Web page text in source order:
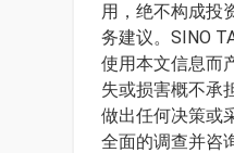
用，绝不构成投
务建议。SINO
使用本文信息而
失或损害概不承
做出任何决策或
全面的调查并咨